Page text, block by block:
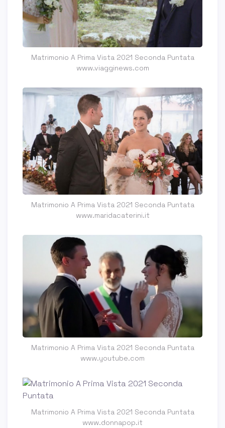
Matrimonio A Prima Vista 2021 Seconda Puntata
www.viagginews.com
Matrimonio A Prima Vista 2021 Seconda Puntata
www.maridacaterini.it
Matrimonio A Prima Vista 2021 Seconda Puntata
www.youtube.com
Matrimonio A Prima Vista 2021 Seconda Puntata
www.donnapop.it